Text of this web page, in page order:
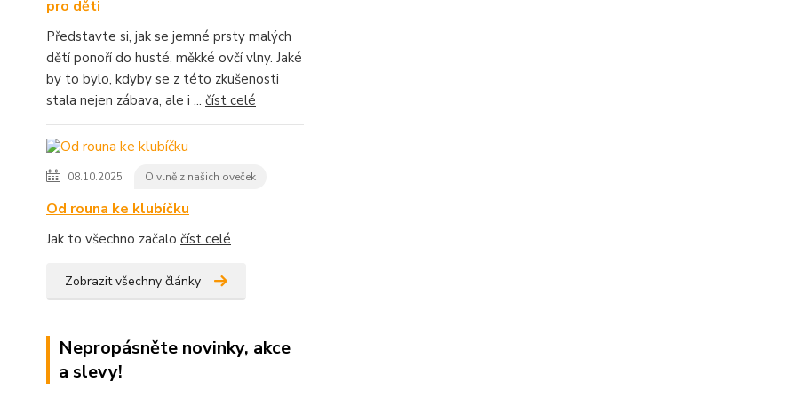
pro děti
Představte si, jak se jemné prsty malých
dětí ponoří do husté, měkké ovčí vlny. Jaké
by to bylo, kdyby se z této zkušenosti
stala nejen zábava, ale i ... číst celé
08.10.2025 O vlně z našich oveček
Od rouna ke klubíčku
Jak to všechno začalo číst celé
Zobrazit všechny články
Nepropásněte novinky, akce
a slevy!